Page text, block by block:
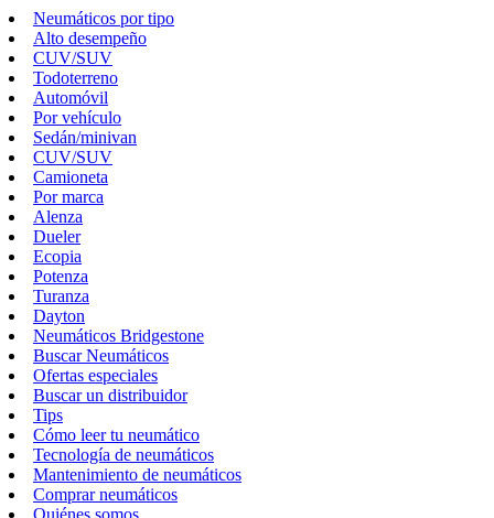
Neumáticos por tipo
Alto desempeño
CUV/SUV
Todoterreno
Automóvil
Por vehículo
Sedán/minivan
CUV/SUV
Camioneta
Por marca
Alenza
Dueler
Ecopia
Potenza
Turanza
Dayton
Neumáticos Bridgestone
Buscar Neumáticos
Ofertas especiales
Buscar un distribuidor
Tips
Cómo leer tu neumático
Tecnología de neumáticos
Mantenimiento de neumáticos
Comprar neumáticos
Quiénes somos